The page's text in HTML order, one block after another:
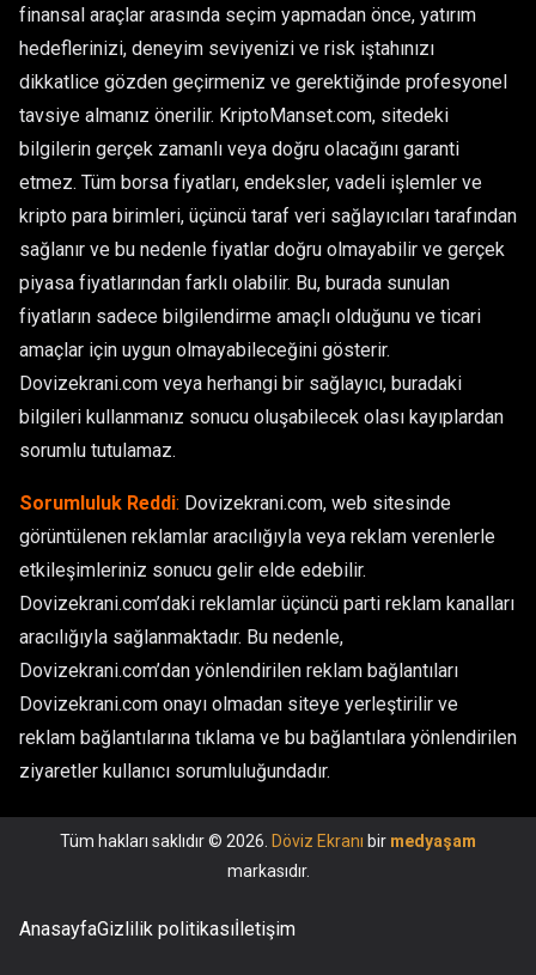
finansal araçlar arasında seçim yapmadan önce, yatırım
hedeflerinizi, deneyim seviyenizi ve risk iştahınızı
dikkatlice gözden geçirmeniz ve gerektiğinde profesyonel
tavsiye almanız önerilir. KriptoManset.com, sitedeki
bilgilerin gerçek zamanlı veya doğru olacağını garanti
etmez. Tüm borsa fiyatları, endeksler, vadeli işlemler ve
kripto para birimleri, üçüncü taraf veri sağlayıcıları tarafından
sağlanır ve bu nedenle fiyatlar doğru olmayabilir ve gerçek
piyasa fiyatlarından farklı olabilir. Bu, burada sunulan
fiyatların sadece bilgilendirme amaçlı olduğunu ve ticari
amaçlar için uygun olmayabileceğini gösterir.
Dovizekrani.com veya herhangi bir sağlayıcı, buradaki
bilgileri kullanmanız sonucu oluşabilecek olası kayıplardan
sorumlu tutulamaz.
Sorumluluk Reddi: Dovizekrani.com, web sitesinde
görüntülenen reklamlar aracılığıyla veya reklam verenlerle
etkileşimleriniz sonucu gelir elde edebilir.
Dovizekrani.com’daki reklamlar üçüncü parti reklam kanalları
aracılığıyla sağlanmaktadır. Bu nedenle,
Dovizekrani.com’dan yönlendirilen reklam bağlantıları
Dovizekrani.com onayı olmadan siteye yerleştirilir ve
reklam bağlantılarına tıklama ve bu bağlantılara yönlendirilen
ziyaretler kullanıcı sorumluluğundadır.
Tüm hakları saklıdır © 2026. Döviz Ekranı bir medyaşam
markasıdır.
AnasayfaGizlilik politikasıİletişim